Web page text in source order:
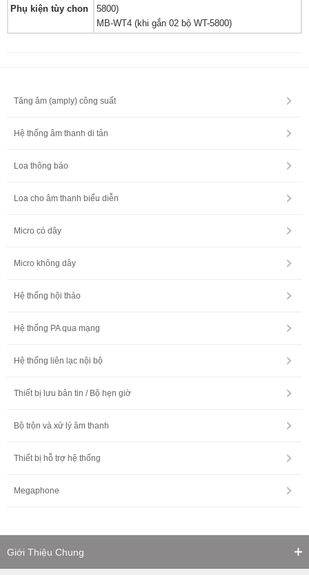
Phụ kiện tùy chon
5800)
MB-WT4 (khi gắn 02 bộ WT-5800)
Tăng âm (amply) công suất
Hệ thống âm thanh di tản
Loa thông báo
Loa cho âm thanh biểu diễn
Micro có dây
Micro không dây
Hệ thống hội thảo
Hệ thống PA qua mạng
Hệ thống liên lạc nội bộ
Thiết bị lưu bản tin / Bộ hẹn giờ
Bộ trộn và xử lý âm thanh
Thiết bị hỗ trợ hệ thống
Megaphone
Giới Thiệu Chung